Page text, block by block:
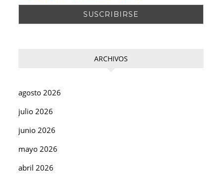
ARCHIVOS
agosto 2026
julio 2026
junio 2026
mayo 2026
abril 2026